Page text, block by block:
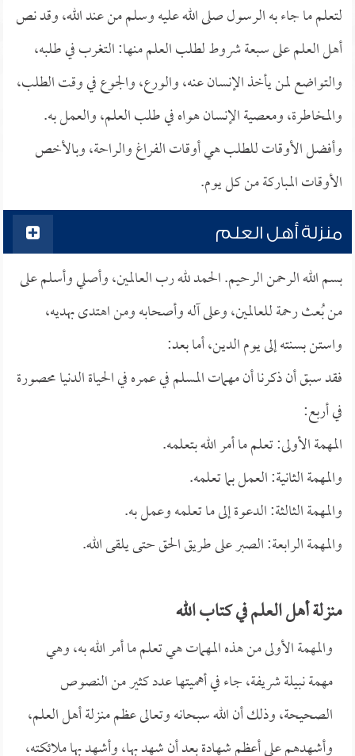
لتعلم ما جاء به الرسول صلى الله عليه وسلم من عند الله، وقد نص
أهل العلم على سبعة شروط لطلب العلم منها: التغرب في طلبه،
والتواضع لمن يأخذ الإنسان عنه، والورع، والجوع في وقت الطلب،
والمخاطرة، ومعصية الإنسان هواه في طلب العلم، والعمل به.
وأفضل الأوقات للطلب هي أوقات الفراغ والراحة، وبالأخص
الأوقات المباركة من كل يوم.
منزلة أهل العلم
بسم الله الرحمن الرحيم. الحمد لله رب العالمين، وأصلي وأسلم على
من بُعث رحمة للعالمين، وعلى آله وأصحابه ومن اهتدى بهديه،
واستن بسنته إلى يوم الدين، أما بعد:
فقد سبق أن ذكرنا أن مهمات المسلم في عمره في الحياة الدنيا محصورة
في أربع:
المهمة الأولى: تعلم ما أمر الله بتعلمه.
والمهمة الثانية: العمل بما تعلمه.
والمهمة الثالثة: الدعوة إلى ما تعلمه وعمل به.
والمهمة الرابعة: الصبر على طريق الحق حتى يلقى الله.
منزلة أهل العلم في كتاب الله
والمهمة الأولى من هذه المهمات هي تعلم ما أمر الله به، وهي
مهمة نبيلة شريفة، جاء في أهميتها عدد كثير من النصوص
الصحيحة، وذلك أن الله سبحانه وتعالى عظم منزلة أهل العلم،
وأشهدهم على أعظم شهادة بعد أن شهد بها، وأشهد بها ملائكته،